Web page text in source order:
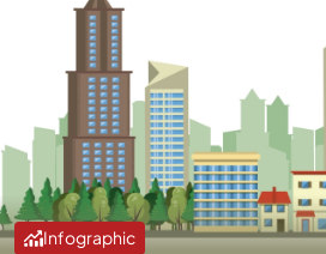
Infographic